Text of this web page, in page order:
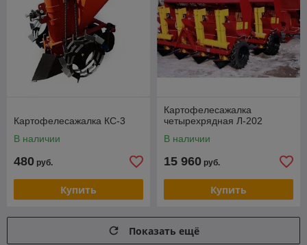
Картофелесажалка КС-3
В наличии
480 руб.
Купить
Картофелесажалка
четырехрядная Л-202
В наличии
15 960 руб.
Купить
Показать ещё